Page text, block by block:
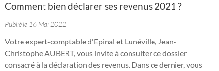
Comment bien déclarer ses revenus 2021 ?
Publié le 16 Mai 2022
Votre expert-comptable d'Epinal et Lunéville, Jean-
Christophe AUBERT, vous invite à consulter ce dossier
consacré à la déclaration des revenus. Dans ce dernier, vous